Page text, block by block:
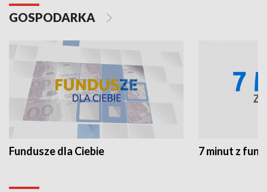
GOSPODARKA
Fundusze dla Ciebie 7 minut z